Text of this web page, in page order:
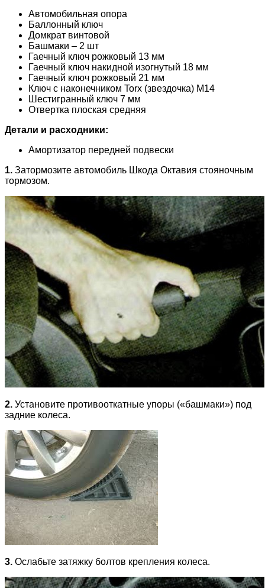
Автомобильная опора
Баллонный ключ
Домкрат винтовой
Башмаки – 2 шт
Гаечный ключ рожковый 13 мм
Гаечный ключ накидной изогнутый 18 мм
Гаечный ключ рожковый 21 мм
Ключ с наконечником Torx (звездочка) М14
Шестигранный ключ 7 мм
Отвертка плоская средняя
Детали и расходники:
Амортизатор передней подвески
1. Затормозите автомобиль Шкода Октавия стояночным
тормозом.
2. Установите противооткатные упоры («башмаки») под
задние колеса.
3. Ослабьте затяжку болтов крепления колеса.